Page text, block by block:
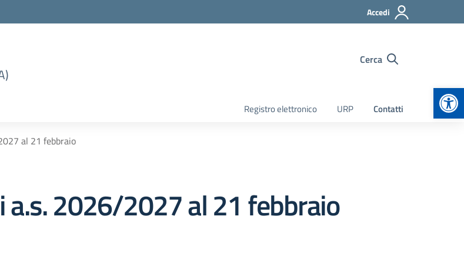
Accedi
Cerca
Registro elettronico URP Contatti
al 21 febbraio
a.s. 2026/2027 al 21 febbraio